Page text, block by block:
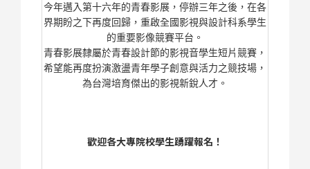
今年邁入第十六年的青春影展，停辦三年之後， 在各
界期盼之下再度回歸， 重啟全國影視與設計科系學生
的重要影像競賽平台。
青春影展隸屬於青春設計節的影視音學生短片競賽，
希望能再度扮演激盪青年學子創意與活力之競技場，
為台灣培育傑出的影視新銳人才。
歡迎各大專院校學生踴躍報名！